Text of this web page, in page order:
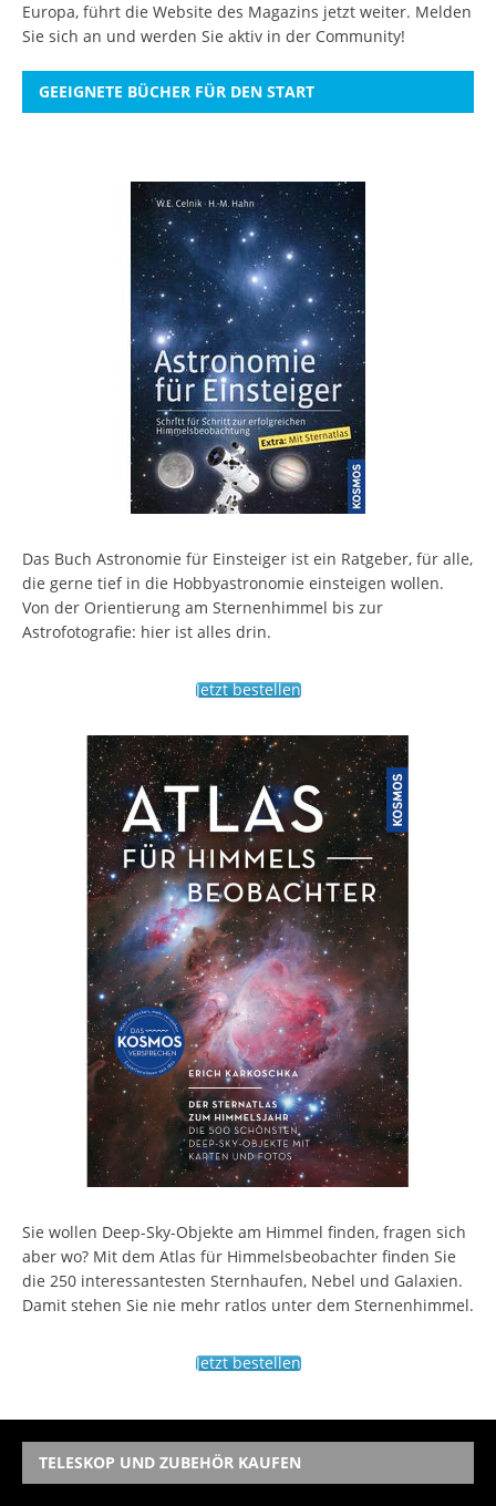
Europa, führt die Website des Magazins jetzt weiter. Melden
Sie sich an und werden Sie aktiv in der Community!
GEEIGNETE BÜCHER FÜR DEN START
Das Buch Astronomie für Einsteiger ist ein Ratgeber, für alle,
die gerne tief in die Hobbyastronomie einsteigen wollen.
Von der Orientierung am Sternenhimmel bis zur
Astrofotografie: hier ist alles drin.
Jetzt bestellen
Sie wollen Deep-Sky-Objekte am Himmel finden, fragen sich
aber wo? Mit dem Atlas für Himmelsbeobachter finden Sie
die 250 interessantesten Sternhaufen, Nebel und Galaxien.
Damit stehen Sie nie mehr ratlos unter dem Sternenhimmel.
Jetzt bestellen
TELESKOP UND ZUBEHÖR KAUFEN